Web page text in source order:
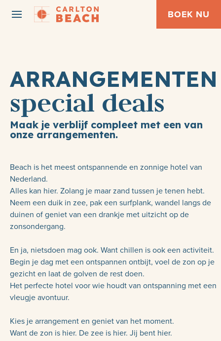
BOEK NU
ARRANGEMENTEN
special deals
Maak je verblijf compleet met een van
onze arrangementen.
Beach is het meest ontspannende en zonnige hotel van
Nederland.
Alles kan hier. Zolang je maar zand tussen je tenen hebt.
Neem een ​​duik in zee, pak een surfplank, wandel langs de
duinen of geniet van een drankje met uitzicht op de
zonsondergang.
En ja, nietsdoen mag ook. Want chillen is ook een activiteit.
Begin je dag met een ontspannen ontbijt, voel de zon op je
gezicht en laat de golven de rest doen.
Het perfecte hotel voor wie houdt van ontspanning met een
vleugje avontuur.
Kies je arrangement en geniet van het moment.
Want de zon is hier. De zee is hier. Jij bent hier.